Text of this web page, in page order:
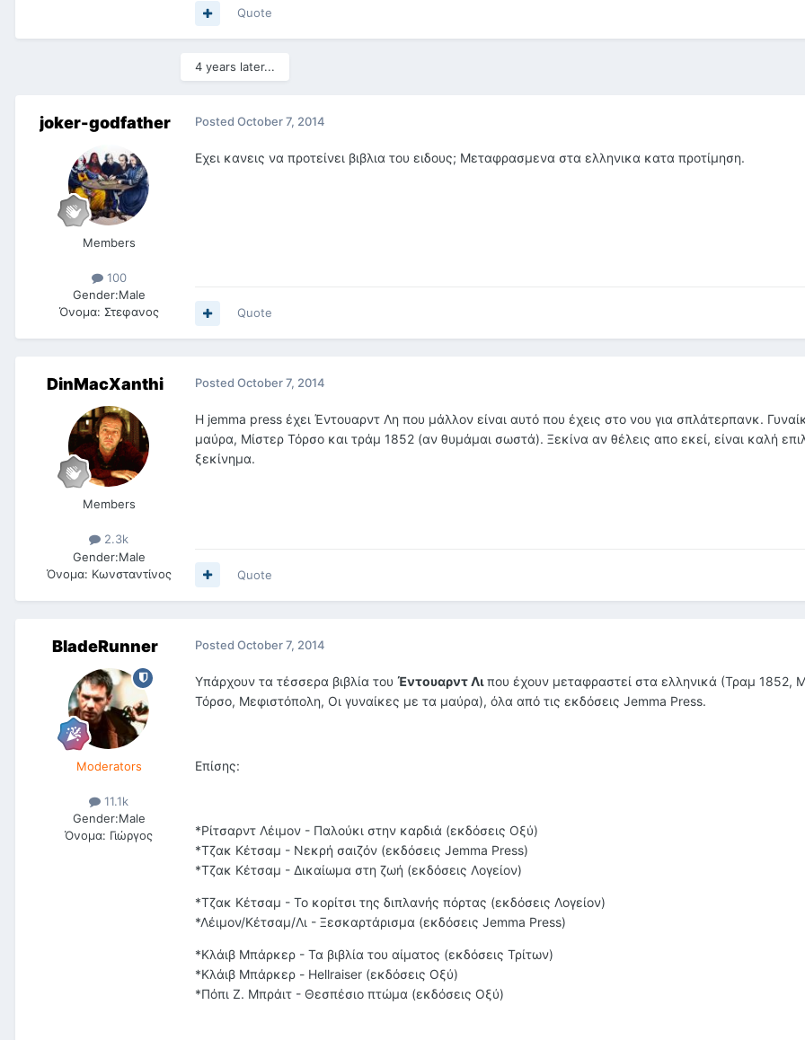
Quote
4 years later...
joker-godfather
Members
100
Gender:Male
Όνομα: Στεφανος
Posted October 7, 2014
Eχει κανεις να προτείνει βιβλια του ειδους; Μεταφρασμενα στα ελληνικα κατα προτίμηση.
Quote
DinMacXanthi
Members
2.3k
Gender:Male
Όνομα: Κωνσταντίνος
Posted October 7, 2014
Η jemma press έχει Έντουαρντ Λη που μάλλον είναι αυτό που έχεις στο νου για σπλάτερπανκ.
μαύρα, Μίστερ Τόρσο και τράμ 1852 (αν θυμάμαι σωστά). Ξεκίνα αν θέλεις απο εκεί, είναι καλή
ξεκίνημα.
Quote
BladeRunner
Moderators
11.1k
Gender:Male
Όνομα: Γιώργος
Posted October 7, 2014
Υπάρχουν τα τέσσερα βιβλία του Έντουαρντ Λιπου έχουν μεταφραστεί στα ελληνικά (Τραμ 1852,
Τόρσο, Μεφιστόπολη, Οι γυναίκες με τα μαύρα), όλα από τις εκδόσεις Jemma Press.
Επίσης:
*Ρίτσαρντ Λέιμον - Παλούκι στην καρδιά (εκδόσεις Οξύ)
*Τζακ Κέτσαμ - Νεκρή σαιζόν (εκδόσεις Jemma Press)
*Τζακ Κέτσαμ - Δικαίωμα στη ζωή (εκδόσεις Λογείον)
*Τζακ Κέτσαμ - Το κορίτσι της διπλανής πόρτας (εκδόσεις Λογείον)
*Λέιμον/Κέτσαμ/Λι - Ξεσκαρτάρισμα (εκδόσεις Jemma Press)
*Κλάιβ Μπάρκερ - Τα βιβλία του αίματος (εκδόσεις Τρίτων)
*Κλάιβ Μπάρκερ - Hellraiser (εκδόσεις Οξύ)
*Πόπι Ζ. Μπράιτ - Θεσπέσιο πτώμα (εκδόσεις Οξύ)